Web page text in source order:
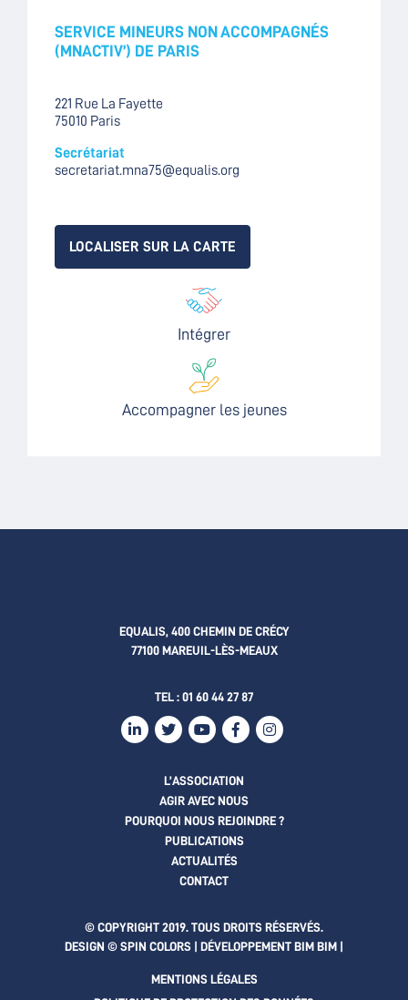
SERVICE MINEURS NON ACCOMPAGNÉS
(MNACTIV’) DE PARIS
221 Rue La Fayette
75010 Paris
Secrétariat
secretariat.mna75@equalis.org
LOCALISER SUR LA CARTE
Intégrer
Accompagner les jeunes
EQUALIS, 400 CHEMIN DE CRÉCY
77100 MAREUIL-LÈS-MEAUX
TEL : 01 60 44 27 87
L’ASSOCIATION
AGIR AVEC NOUS
POURQUOI NOUS REJOINDRE ?
PUBLICATIONS
ACTUALITÉS
CONTACT
© COPYRIGHT 2019. TOUS DROITS RÉSERVÉS.
DESIGN © SPIN COLORS | DÉVELOPPEMENT BIM BIM
MENTIONS LÉGALES